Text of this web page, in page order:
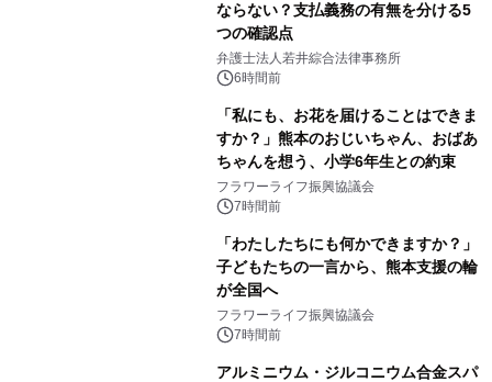
ならない？支払義務の有無を分ける5
つの確認点
弁護士法人若井綜合法律事務所
6時間前
「私にも、お花を届けることはできま
すか？」熊本のおじいちゃん、おばあ
ちゃんを想う、小学6年生との約束
フラワーライフ振興協議会
7時間前
「わたしたちにも何かできますか？」
子どもたちの一言から、熊本支援の輪
が全国へ
フラワーライフ振興協議会
7時間前
アルミニウム・ジルコニウム合金スパ